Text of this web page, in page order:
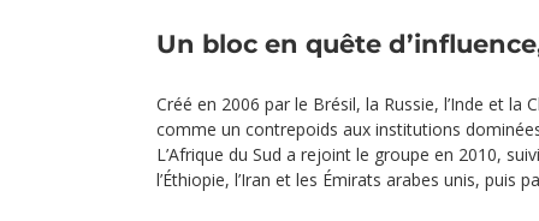
Un bloc en quête
Créé en 2006 par le Brésil, la Russie, l’Inde et la
comme un contrepoids aux institutions
L’Afrique du Sud a rejoint le groupe en 2010,
l’Éthiopie, l’Iran et les Émirats arabes unis, puis